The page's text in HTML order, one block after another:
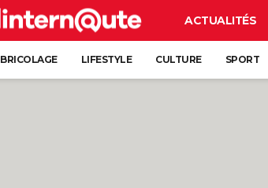
ACTUALITÉS
BRICOLAGE LIFESTYLE CULTURE SPORT